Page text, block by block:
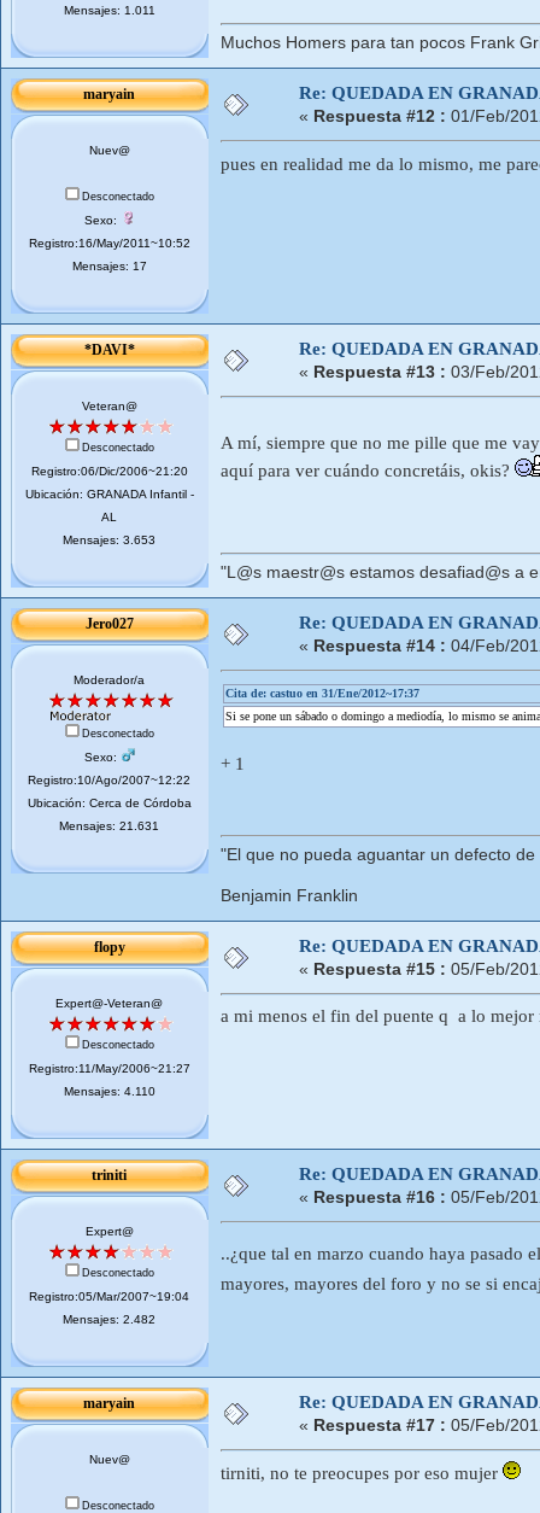
Mensajes: 1.011
Muchos Homers para tan pocos Frank
maryain
Nuev@
Desconectado
Sexo:
Registro:16/May/2011~10:52
Mensajes: 17
Re: QUEDADA EN
« Respuesta #12 : 01/Feb/
pues en realidad me da lo mismo, me
*DAVI*
Veteran@
Desconectado
Registro:06/Dic/2006~21:20
Ubicación: GRANADA Infantil -
AL
Mensajes: 3.653
Re: QUEDADA EN
« Respuesta #13 : 03/Feb/
A mí, siempre que no me pille que me
aquí para ver cuándo concretáis, okis?
"L@s maestr@s estamos desafiad@s a
Jero027
Moderador/a
Desconectado
Sexo:
Registro:10/Ago/2007~12:22
Ubicación: Cerca de Córdoba
Mensajes: 21.631
Re: QUEDADA EN
« Respuesta #14 : 04/Feb/
Cita de: castuo en 31/Ene/2012~17:37
Si se pone un sábado o domingo a mediodía, lo mismo se
+ 1
"El que no pueda aguantar un defecto
Benjamin Franklin
flopy
Expert@-Veteran@
Desconectado
Registro:11/May/2006~21:27
Mensajes: 4.110
Re: QUEDADA EN
« Respuesta #15 : 05/Feb/
a mi menos el fin del puente q a lo mejor
triniti
Expert@
Desconectado
Registro:05/Mar/2007~19:04
Mensajes: 2.482
Re: QUEDADA EN
« Respuesta #16 : 05/Feb/
..¿que tal en marzo cuando haya pasado
mayores, mayores del foro y no se si
maryain
Nuev@
Desconectado
Re: QUEDADA EN
« Respuesta #17 : 05/Feb/
tirniti, no te preocupes por eso mujer